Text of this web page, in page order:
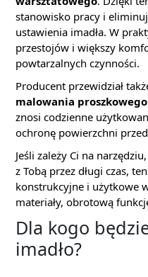
stanowisko pracy i
ustawienia imadła. W
przestojów i większy
powtarzalnych czynności.
Producent przewidział
malowania proszkowego
znosi codzienne
ochronę powierzchni
Jeśli zależy Ci na
z Tobą przez długi czas,
konstrukcyjne i użytkowe
materiały, obrotową
Dla kogo
imadło?